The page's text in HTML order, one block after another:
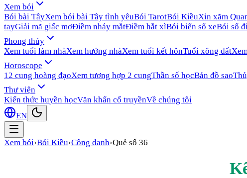
Xem bói
Bói bài TâyXem bói bài Tây tình yêuBói TarotBói KiềuXin xăm
tayGiải mã giấc mơĐiềm nháy mắtĐiềm hắt xìBói biển số xeBói số
Phong thủy
Xem tuổi làm nhàXem hướng nhàXem tuổi kết hônTuổi xông đất
Horoscope
12 cung hoàng đạoXem tương hợp 2 cungThần số họcBản đồ sao
Thư viện
Kiến thức huyền họcVăn khấn cổ truyềnVề chúng tôi
EN
Xem bói›Bói Kiều›Công danh›Quẻ số 36